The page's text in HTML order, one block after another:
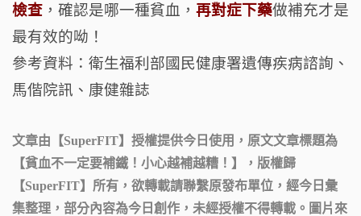
檢查 ，確認是哪一種貧血， 再對症下藥做補充才是
最有效的呦！
參考資料：衛生福利部國民健康署遺傳疾病諮詢、
馬偕院訊、康健雜誌
文章由【SuperFIT】授權提供今日使用，原文文章標題為
【貧血不一定要補鐵！小心越補越糟！ 】，版權歸
【SuperFIT】所有，欲轉載請聯繫原發布單位，經今日 彙
集整理，部分內容為今日創作，未經授權不得轉載。圖片來